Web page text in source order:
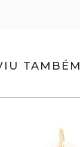
TAMBÉM